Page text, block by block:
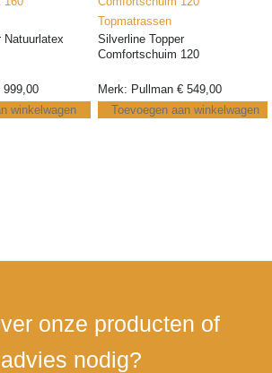
Natuurlatex
999,00
winkelwagen
Topmatrassen
Silverline Topper
Comfortschuim 120
Merk: Pullman €549,00
Toevoegen aan winkelwagen
onze producten of
advies nodig?